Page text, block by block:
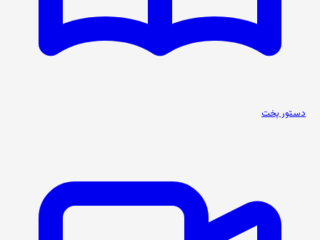
دستور پخت